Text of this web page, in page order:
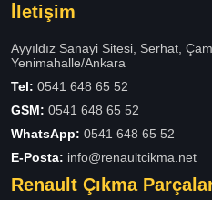
İletişim
Ayyıldız Sanayi Sitesi, Serhat,
Yenimahalle/Ankara
Tel: 0541 648 65 52
GSM: 0541 648 65 52
WhatsApp: 0541 648 65 52
E-Posta: info@renaultcikma.net
Renault Çıkma